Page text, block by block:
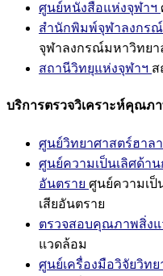
ศูนย์หนังสือแห่งจุฬาฯ
สำนักพิมพ์จุฬาลงกร
จุฬาลงกรณ์มหาวิทยา
สถานีวิทยุแห่งจุฬาฯ ส
บริการตรวจวิเคราะห์คุณภ
ศูนย์วิทยาศาสตร์ฮาล
ศูนย์ความเป็นเลิศด้า
อันตราย ศูนย์ความเป็
เสียอันตราย
ตรวจสอบคุณภาพสิ่งแ
แวดล้อม
ศูนย์เครื่องมือวิจัยวิทย